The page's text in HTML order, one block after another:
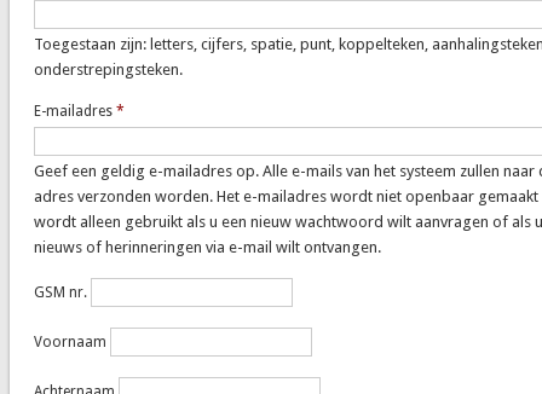
Toegestaan zijn: letters, cijfers, spatie, punt, koppelteken,
onderstrepingsteken.
E-mailadres *
Geef een geldig e-mailadres op. Alle e-mails van het systeem zullen naar
adres verzonden worden. Het e-mailadres wordt niet openbaar gemaakt
wordt alleen gebruikt als u een nieuw wachtwoord wilt aanvragen of als u
nieuws of herinneringen via e-mail wilt ontvangen.
GSM nr.
Voornaam